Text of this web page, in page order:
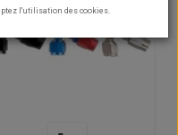
l'utilisation des cookies.